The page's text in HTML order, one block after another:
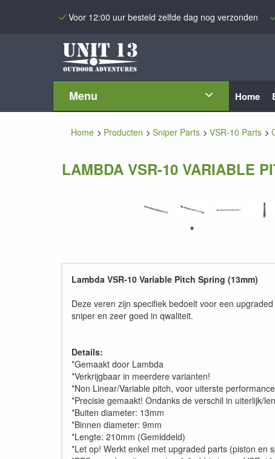
Voor 12:00 uur besteld zelfde dag nog verzonden
Menu Home
Home Producten Sniper Parts VSR-10 Parts
LAMBDA VSR-10 VARIABLE
Lambda VSR-10 Variable Pitch Spring (13mm)
Deze veren zijn specifiek bedoelt voor een
sniper en zeer goed in qwaliteit.
Details:
*Gemaakt door Lambda
*Verkrijgbaar in meerdere varianten!
*Non Linear/Variable pitch, voor uiterste performance
*Precisie gemaakt! Ondanks de verschil in uiterlijk/
*Buiten diameter: 13mm
*Binnen diameter: 9mm
*Lengte: 210mm (Gemiddeld)
*Let op! Werkt enkel met upgraded parts (piston en